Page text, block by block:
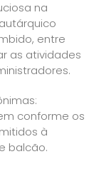
na
entre
as atividades
conforme os
à
balcão.